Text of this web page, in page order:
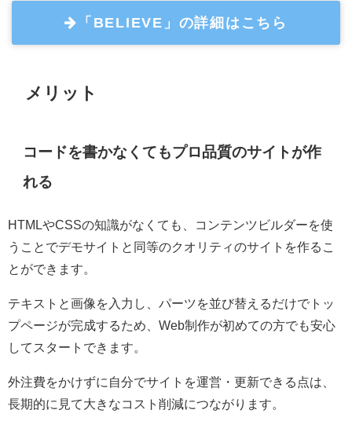
「BELIEVE」の詳細はこちら
メリット
コードを書かなくてもプロ品質のサイトが作
れる
HTMLやCSSの知識がなくても、コンテンツビルダーを使
うことでデモサイトと同等のクオリティのサイトを作るこ
とができます。
テキストと画像を入力し、パーツを並び替えるだけでトッ
プページが完成するため、Web制作が初めての方でも安心
してスタートできます。
外注費をかけずに自分でサイトを運営・更新できる点は、
長期的に見て大きなコスト削減につながります。